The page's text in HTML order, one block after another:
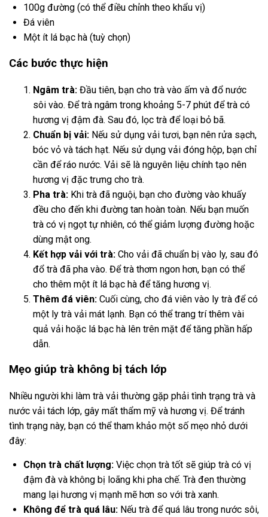
100g đường (có thể điều chỉnh theo khẩu vị)
Đá viên
Một ít lá bạc hà (tuỳ chọn)
Các bước thực hiện
Ngâm trà: Đầu tiên, bạn cho trà vào ấm và đổ nước
sôi vào. Để trà ngâm trong khoảng 5-7 phút để trà có
hương vị đậm đà. Sau đó, lọc trà để loại bỏ bã.
Chuẩn bị vải: Nếu sử dụng vải tươi, bạn nên rửa sạch,
bóc vỏ và tách hạt. Nếu sử dụng vải đóng hộp, bạn chỉ
cần để ráo nước. Vải sẽ là nguyên liệu chính tạo nên
hương vị đặc trưng cho trà.
Pha trà: Khi trà đã nguội, bạn cho đường vào khuấy
đều cho đến khi đường tan hoàn toàn. Nếu bạn muốn
trà có vị ngọt tự nhiên, có thể giảm lượng đường hoặc
dùng mật ong.
Kết hợp vải với trà: Cho vải đã chuẩn bị vào ly, sau đó
đổ trà đã pha vào. Để trà thơm ngon hơn, bạn có thể
cho thêm một ít lá bạc hà để tăng hương vị.
Thêm đá viên: Cuối cùng, cho đá viên vào ly trà để có
một ly trà vải mát lạnh. Bạn có thể trang trí thêm vài
quả vải hoặc lá bạc hà lên trên mặt để tăng phần hấp
dẫn.
Mẹo giúp trà không bị tách lớp
Nhiều người khi làm trà vải thường gặp phải tình trạng trà và
nước vải tách lớp, gây mất thẩm mỹ và hương vị. Để tránh
tình trạng này, bạn có thể tham khảo một số mẹo nhỏ dưới
đây:
Chọn trà chất lượng: Việc chọn trà tốt sẽ giúp trà có vị
đậm đà và không bị loãng khi pha chế. Trà đen thường
mang lại hương vị mạnh mẽ hơn so với trà xanh.
Không để trà quá lâu: Nếu trà để quá lâu trong nước sôi,